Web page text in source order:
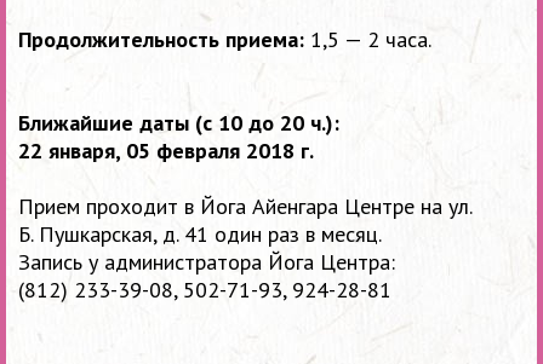
Продолжительность приема: 1,5 — 2 часа.
Ближайшие даты (с 10 до 20 ч.):
22 января, 05 февраля 2018 г.
Прием проходит в Йога Айенгара Центре на ул.
Б. Пушкарская, д. 41 один раз в месяц.
Запись у администратора Йога Центра:
(812) 233-39-08, 502-71-93, 924-28-81